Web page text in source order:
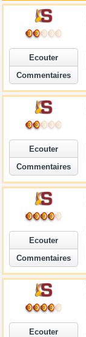
Ecouter
Commentaires
Ecouter
Commentaires
Ecouter
Commentaires
Ecouter